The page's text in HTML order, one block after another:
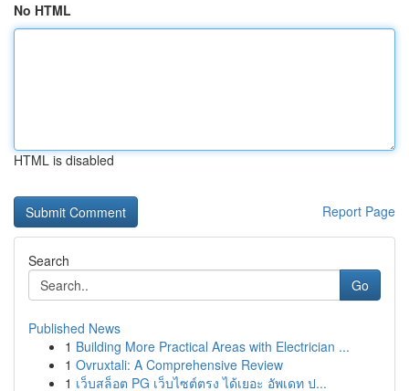
No HTML
HTML is disabled
Report Page
Search
Go
Published News
1 Building More Practical Areas with Electrician ...
1 Ovruxtali: A Comprehensive Review
1 เว็บสล็อต PG เว็บไซต์ตรง ได้เยอะ อัพเดท ป...